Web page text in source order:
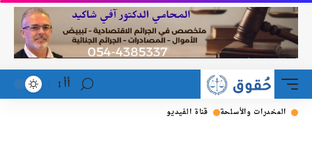
أأ
المخدرات والأسلحة قناة الفيديو